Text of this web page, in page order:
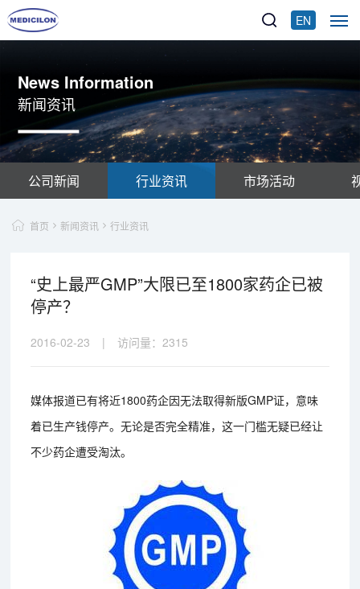
EN
News Information
新闻资讯
公司新闻 行业资讯 市场活动
首页 新闻资讯 行业资讯
“史上最严GMP”大限已至1800家药企已被
停产？
2016-02-23 | 访问量： 2315
媒体报道已有将近1800药企因无法取得新版GMP证，意味
着已生产钱停产。无论是否完全精准，这一门槛无疑已经让
不少药企遭受淘汰。